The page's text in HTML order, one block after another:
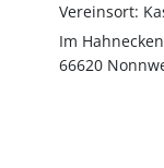
Vereinsort:
Im
66620